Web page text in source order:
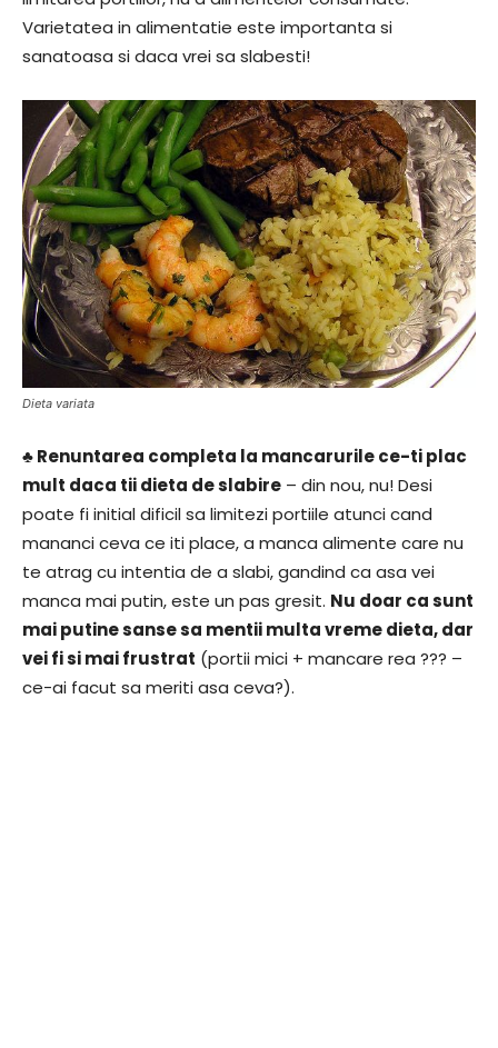
Varietatea in alimentatie este importanta si
sanatoasa si daca vrei sa slabesti!
Dieta variata
♣ Renuntarea completa la mancarurile ce-ti plac
mult daca tii dieta de slabire – din nou, nu! Desi
poate fi initial dificil sa limitezi portiile atunci cand
mananci ceva ce iti place, a manca alimente care nu
te atrag cu intentia de a slabi, gandind ca asa vei
manca mai putin, este un pas gresit. Nu doar ca sunt
mai putine sanse sa mentii multa vreme dieta, dar
vei fi si mai frustrat (portii mici + mancare rea ??? –
ce-ai facut sa meriti asa ceva?).